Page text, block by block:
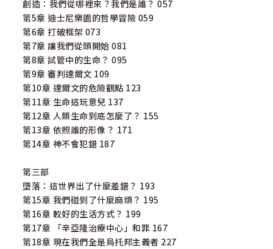
創造：我們從哪裡來？我們是誰？ 057
第5章 迪士尼樂園的哲學冒險 059
第6章 打破框架 073
第7章 讓我們從頭開始 081
第8章 試管中的生命？ 095
第9章 審判達爾文 109
第10章 達爾文的危險觀點 123
第11章 生命這玩意兒 137
第12章 人類生命到底怎麼了？ 155
第13章 依照誰的形像？ 171
第14章 神不會犯錯 187
第三部
墮落：這世界出了什麼差錯？ 193
第15章 我們碰到了什麼麻煩？ 195
第16章 較好的生活方式？ 199
第17章 「辛亞隆治療中心」和罪 167
第18章 現在我們全是烏托邦主義者 227